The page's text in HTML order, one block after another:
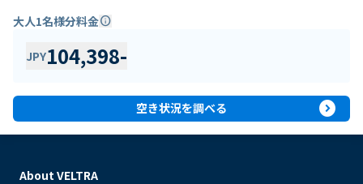
大人1名様分料金info
JPY104,398-
空き状況を調べる expand_circle_right
About VELTRA